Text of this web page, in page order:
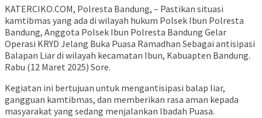
KATERCIKO.COM, Polresta Bandung, – Pastikan situasi
kamtibmas yang ada di wilayah hukum Polsek Ibun Polresta
Bandung, Anggota Polsek Ibun Polresta Bandung Gelar
Operasi KRYD Jelang Buka Puasa Ramadhan Sebagai antisipasi
Balapan Liar di wilayah kecamatan Ibun, Kabuapten Bandung.
Rabu (12 Maret 2025) Sore.
Kegiatan ini bertujuan untuk mengantisipasi balap liar,
gangguan kamtibmas, dan memberikan rasa aman kepada
masyarakat yang sedang menjalankan Ibadah Puasa.